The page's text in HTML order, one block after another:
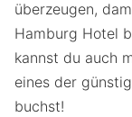
überzeugen,
Hamburg Hotel
kannst du auch
eines der
buchst!